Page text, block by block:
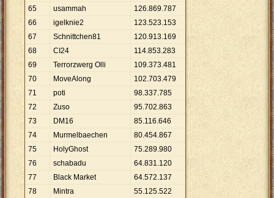
65
usammah 126.869.787
66
igelknie2 123.523.153
67
Schnittchen81 120.913.169
68
CI24 114.853.283
69
Terrorzwerg Olli 109.373.481
70
MoveAlong 102.703.479
71
poti 98.337.785
72
Zuso 95.702.863
73
DM16 85.116.646
74
Murmelbaechen 80.454.867
75
HolyGhost 75.289.980
76
schabadu 64.831.120
77
Black Market 64.572.137
78
Mintra 55.125.522